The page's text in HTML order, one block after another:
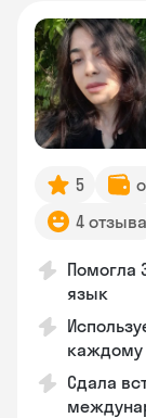
5
4 отзыва
Помогла
язык
каждому
Сдала